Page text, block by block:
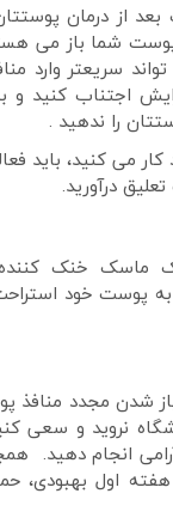
ساعت بعد از درمان
شما باز می
سریعتر وارد
اجتناب کنید و
را ندهید .
کار می کنید، باید
درآورید.
ماسک خنک
به پوست خود
شدن مجدد منافذ
نروید و سعی
آرامی انجام دهید.
اول بهبودی،